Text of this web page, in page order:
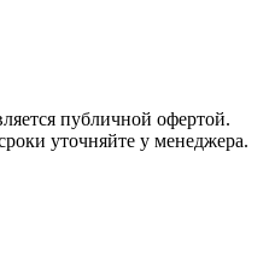
публичной офертой.
уточняйте у менеджера.